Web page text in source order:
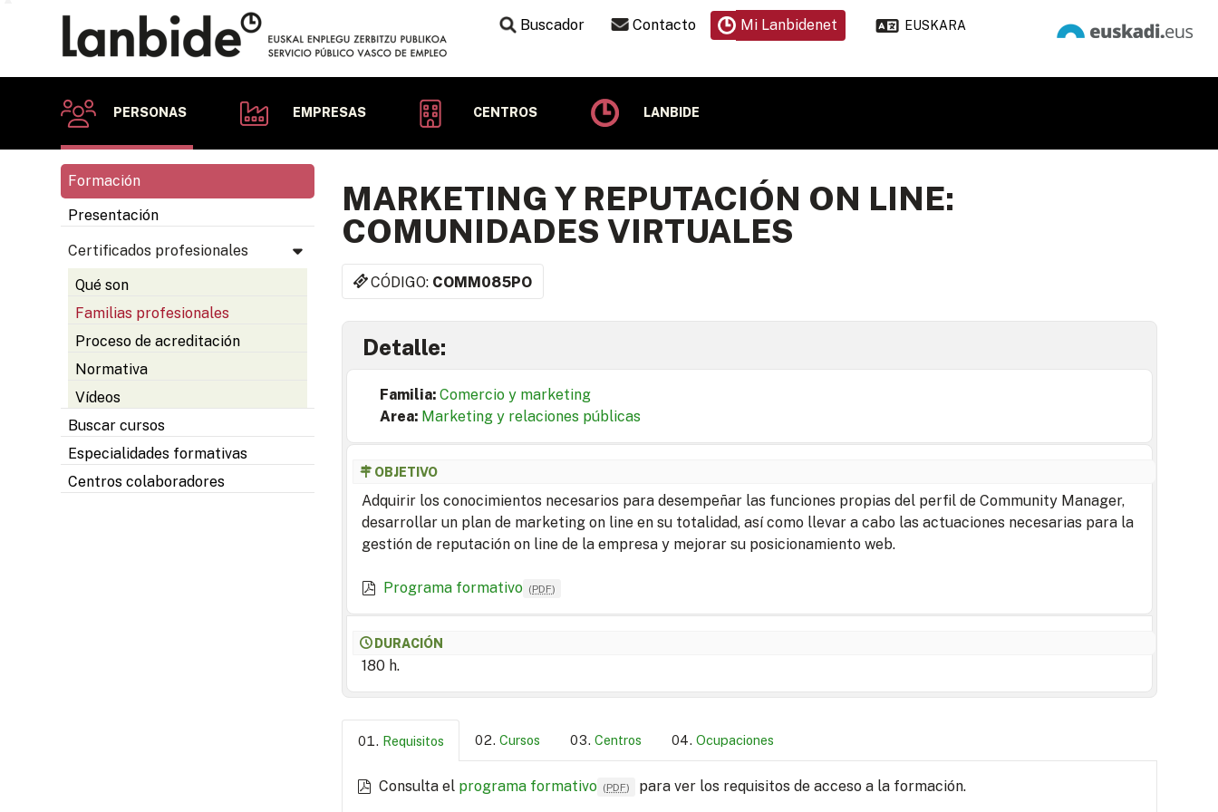
Buscador Contacto Mi Lanbidenet EUSKARA
PERSONAS EMPRESAS CENTROS LANBIDE
Formación
Presentación
Certificados profesionales
Qué son
Familias profesionales
Proceso de acreditación
Normativa
Vídeos
Buscar cursos
Especialidades formativas
Centros colaboradores
MARKETING Y REPUTACIÓN ON LINE:
COMUNIDADES VIRTUALES
CÓDIGO: COMM085PO
Detalle:
Familia: Comercio y marketing
Area: Marketing y relaciones públicas
OBJETIVO
Adquirir los conocimientos necesarios para desempeñar las funciones propias del perfil de Community Manager,
desarrollar un plan de marketing on line en su totalidad, así como llevar a cabo las actuaciones necesarias para la
gestión de reputación on line de la empresa y mejorar su posicionamiento web.
Programa formativo (PDF)
DURACIÓN
180 h.
Requisitos Cursos Centros Ocupaciones
Consulta el programa formativo (PDF) para ver los requisitos de acceso a la formación.